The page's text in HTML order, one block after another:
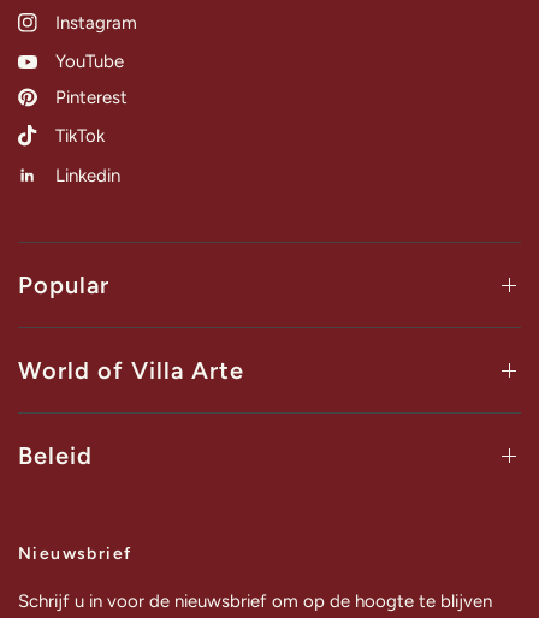
Instagram
YouTube
Pinterest
TikTok
Linkedin
Popular
World of Villa Arte
Beleid
Nieuwsbrief
Schrijf u in voor de nieuwsbrief om op de hoogte te blijven